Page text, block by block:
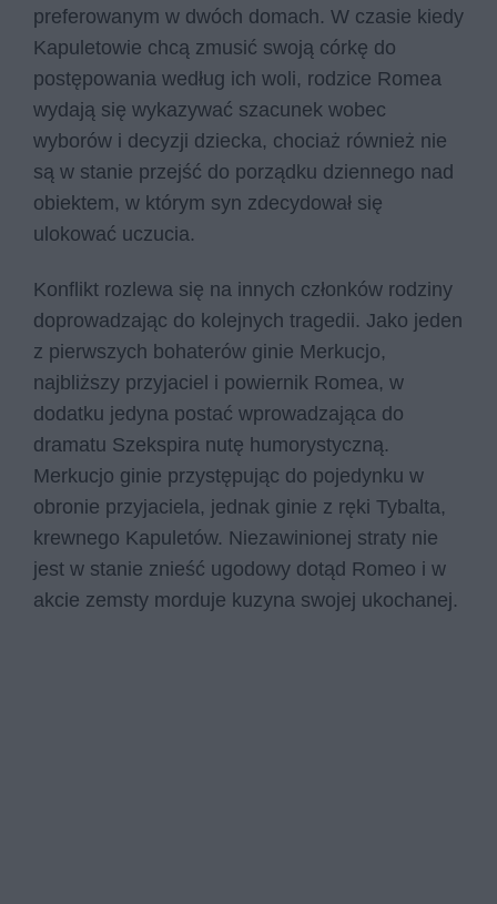
preferowanym w dwóch domach. W czasie kiedy
Kapuletowie chcą zmusić swoją córkę do
postępowania według ich woli, rodzice Romea
wydają się wykazywać szacunek wobec
wyborów i decyzji dziecka, chociaż również nie
są w stanie przejść do porządku dziennego nad
obiektem, w którym syn zdecydował się
ulokować uczucia.
Konflikt rozlewa się na innych członków rodziny
doprowadzając do kolejnych tragedii. Jako jeden
z pierwszych bohaterów ginie Merkucjo,
najbliższy przyjaciel i powiernik Romea, w
dodatku jedyna postać wprowadzająca do
dramatu Szekspira nutę humorystyczną.
Merkucjo ginie przystępując do pojedynku w
obronie przyjaciela, jednak ginie z ręki Tybalta,
krewnego Kapuletów. Niezawinionej straty nie
jest w stanie znieść ugodowy dotąd Romeo i w
akcie zemsty morduje kuzyna swojej ukochanej.